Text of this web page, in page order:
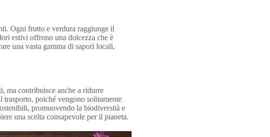
Ogni frutto e verdura raggiunge il
estivi offrono una dolcezza che è
una vasta gamma di sapori locali,
ma contribuisce anche a ridurre
poiché vengono solitamente
promuovendo la biodiversità e
una scelta consapevole per il pianeta.